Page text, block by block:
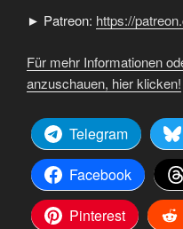
► Patreon: https://
Für mehr Informationen
anzuschauen, hier klicken!
Telegram
Facebook
Pinterest